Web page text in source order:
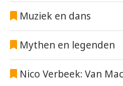
Muziek en dans
Mythen en legenden
Nico Verbeek: Van